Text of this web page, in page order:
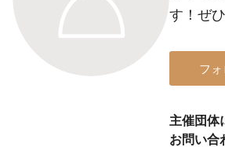
す！ぜ
フ
主催団体
お問い合